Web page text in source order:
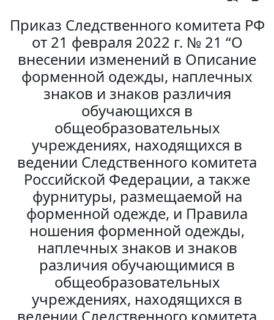
Приказ Следственного комитета РФ
от 21 февраля 2022 г. № 21 “О
внесении изменений в Описание
форменной одежды, наплечных
знаков и знаков различия
обучающихся в
общеобразовательных
учреждениях, находящихся в
ведении Следственного комитета
Российской Федерации, а также
фурнитуры, размещаемой на
форменной одежде, и Правила
ношения форменной одежды,
наплечных знаков и знаков
различия обучающимися в
общеобразовательных
учреждениях, находящихся в